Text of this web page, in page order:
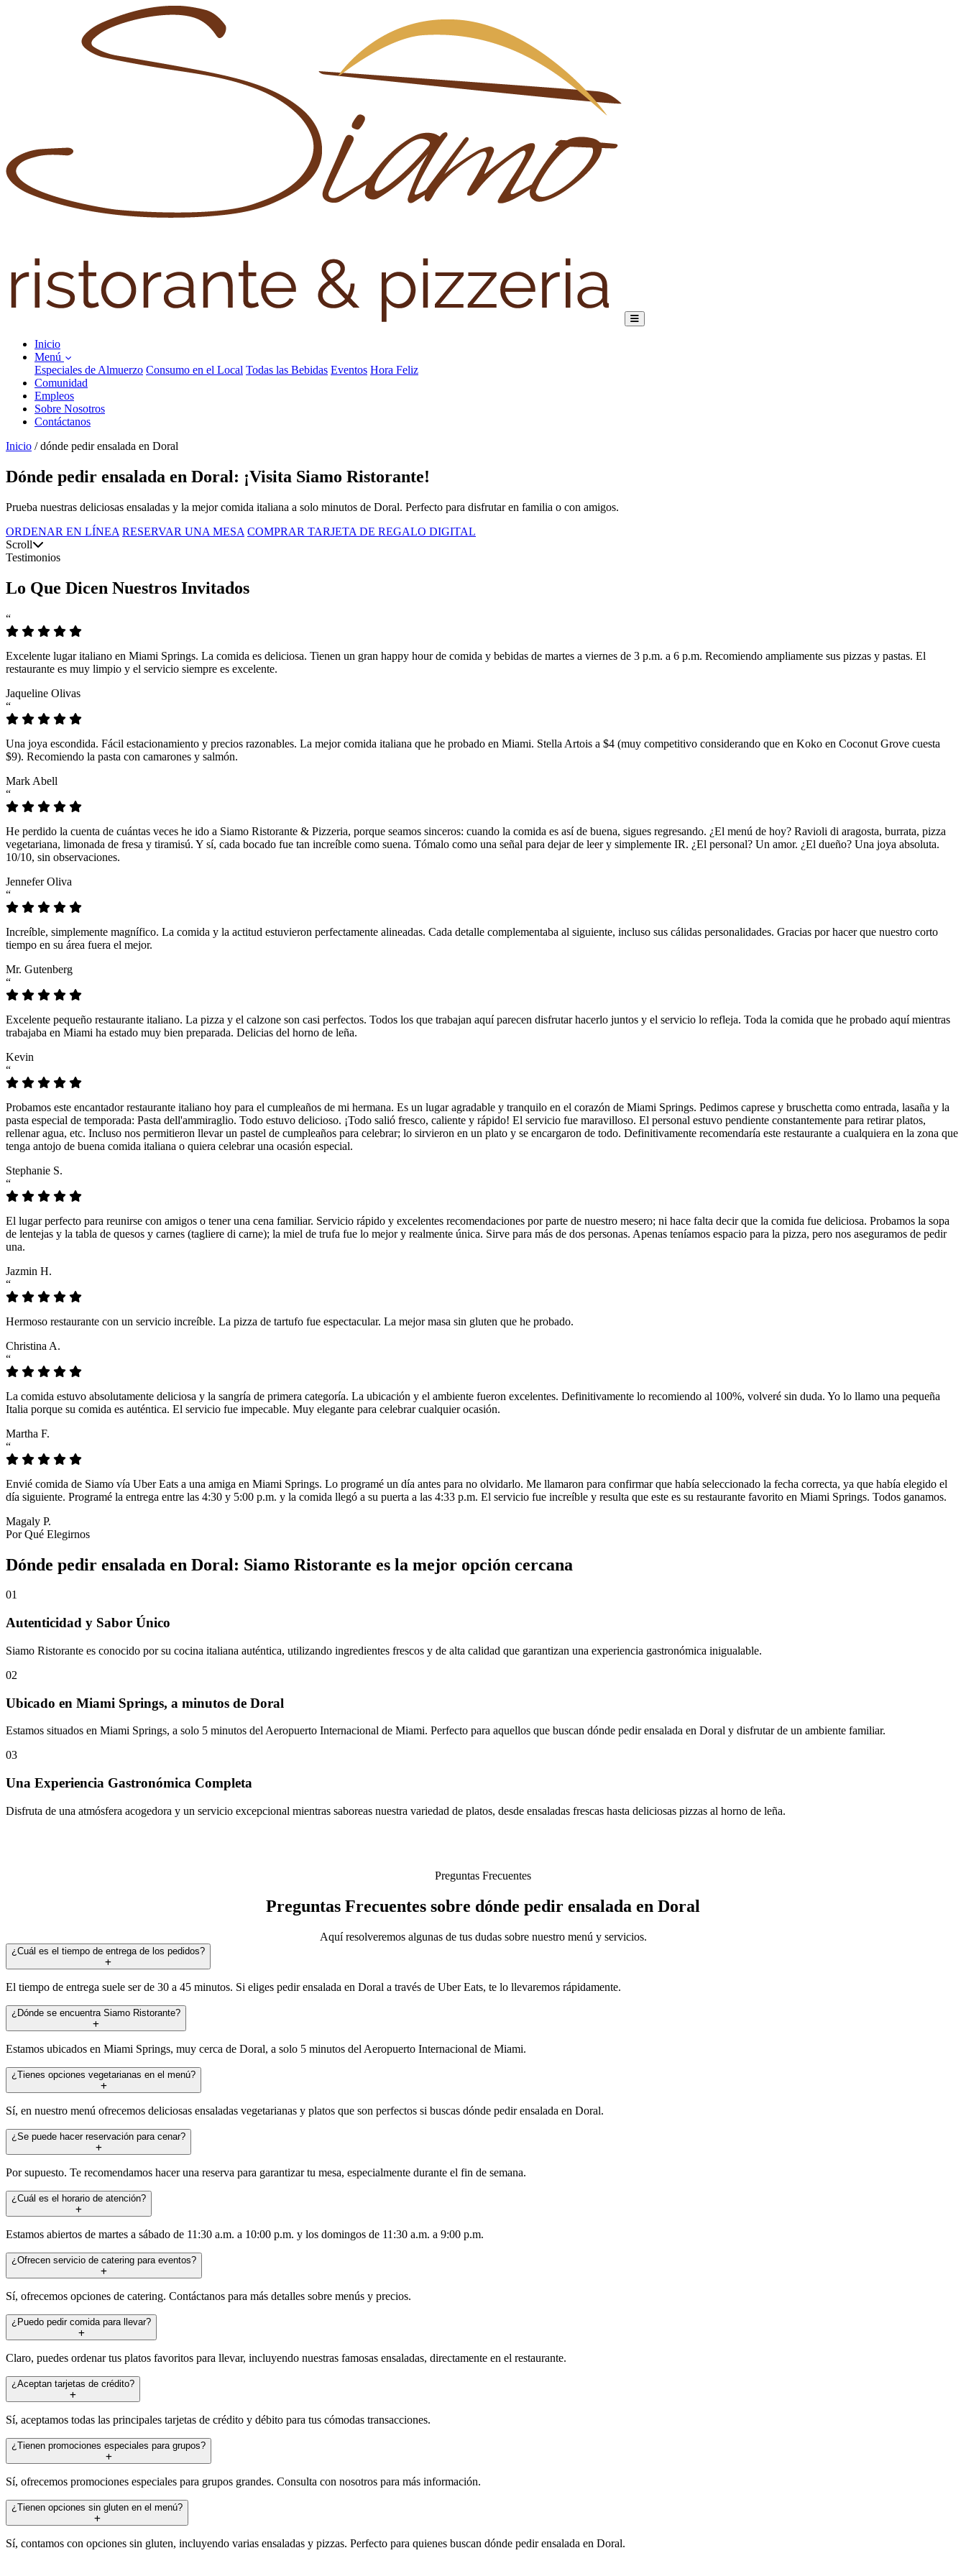
Inicio
Menú
Especiales de Almuerzo Consumo en el Local Todas las Bebidas Eventos Hora Feliz
Comunidad
Empleos
Sobre Nosotros
Contáctanos
Inicio / dónde pedir ensalada en Doral
Dónde pedir ensalada en Doral: ¡Visita Siamo Ristorante!
Prueba nuestras deliciosas ensaladas y la mejor comida italiana a solo minutos de Doral. Perfecto para disfrutar en familia o con amigos.
ORDENAR EN LÍNEA RESERVAR UNA MESA COMPRAR TARJETA DE REGALO DIGITAL
Scroll
Testimonios
Lo Que Dicen Nuestros Invitados
“
Excelente lugar italiano en Miami Springs. La comida es deliciosa. Tienen un gran happy hour de comida y bebidas de martes a viernes de 3 p.m. a 6 p.m. Recomiendo ampliamente sus pizzas y pastas. El
restaurante es muy limpio y el servicio siempre es excelente.
Jaqueline Olivas
“
Una joya escondida. Fácil estacionamiento y precios razonables. La mejor comida italiana que he probado en Miami. Stella Artois a $4 (muy competitivo considerando que en Koko en Coconut Grove cuesta
$9). Recomiendo la pasta con camarones y salmón.
Mark Abell
“
He perdido la cuenta de cuántas veces he ido a Siamo Ristorante & Pizzeria, porque seamos sinceros: cuando la comida es así de buena, sigues regresando. ¿El menú de hoy? Ravioli di aragosta, burrata, pizza
vegetariana, limonada de fresa y tiramisú. Y sí, cada bocado fue tan increíble como suena. Tómalo como una señal para dejar de leer y simplemente IR. ¿El personal? Un amor. ¿El dueño? Una joya absoluta.
10/10, sin observaciones.
Jennefer Oliva
“
Increíble, simplemente magnífico. La comida y la actitud estuvieron perfectamente alineadas. Cada detalle complementaba al siguiente, incluso sus cálidas personalidades. Gracias por hacer que nuestro corto
tiempo en su área fuera el mejor.
Mr. Gutenberg
“
Excelente pequeño restaurante italiano. La pizza y el calzone son casi perfectos. Todos los que trabajan aquí parecen disfrutar hacerlo juntos y el servicio lo refleja. Toda la comida que he probado aquí mientras
trabajaba en Miami ha estado muy bien preparada. Delicias del horno de leña.
Kevin
“
Probamos este encantador restaurante italiano hoy para el cumpleaños de mi hermana. Es un lugar agradable y tranquilo en el corazón de Miami Springs. Pedimos caprese y bruschetta como entrada, lasaña y la
pasta especial de temporada: Pasta dell'ammiraglio. Todo estuvo delicioso. ¡Todo salió fresco, caliente y rápido! El servicio fue maravilloso. El personal estuvo pendiente constantemente para retirar platos,
rellenar agua, etc. Incluso nos permitieron llevar un pastel de cumpleaños para celebrar; lo sirvieron en un plato y se encargaron de todo. Definitivamente recomendaría este restaurante a cualquiera en la zona que
tenga antojo de buena comida italiana o quiera celebrar una ocasión especial.
Stephanie S.
“
El lugar perfecto para reunirse con amigos o tener una cena familiar. Servicio rápido y excelentes recomendaciones por parte de nuestro mesero; ni hace falta decir que la comida fue deliciosa. Probamos la sopa
de lentejas y la tabla de quesos y carnes (tagliere di carne); la miel de trufa fue lo mejor y realmente única. Sirve para más de dos personas. Apenas teníamos espacio para la pizza, pero nos aseguramos de pedir
una.
Jazmin H.
“
Hermoso restaurante con un servicio increíble. La pizza de tartufo fue espectacular. La mejor masa sin gluten que he probado.
Christina A.
“
La comida estuvo absolutamente deliciosa y la sangría de primera categoría. La ubicación y el ambiente fueron excelentes. Definitivamente lo recomiendo al 100%, volveré sin duda. Yo lo llamo una pequeña
Italia porque su comida es auténtica. El servicio fue impecable. Muy elegante para celebrar cualquier ocasión.
Martha F.
“
Envié comida de Siamo vía Uber Eats a una amiga en Miami Springs. Lo programé un día antes para no olvidarlo. Me llamaron para confirmar que había seleccionado la fecha correcta, ya que había elegido el
día siguiente. Programé la entrega entre las 4:30 y 5:00 p.m. y la comida llegó a su puerta a las 4:33 p.m. El servicio fue increíble y resulta que este es su restaurante favorito en Miami Springs. Todos ganamos.
Magaly P.
Por Qué Elegirnos
Dónde pedir ensalada en Doral: Siamo Ristorante es la mejor opción cercana
01
Autenticidad y Sabor Único
Siamo Ristorante es conocido por su cocina italiana auténtica, utilizando ingredientes frescos y de alta calidad que garantizan una experiencia gastronómica inigualable.
02
Ubicado en Miami Springs, a minutos de Doral
Estamos situados en Miami Springs, a solo 5 minutos del Aeropuerto Internacional de Miami. Perfecto para aquellos que buscan dónde pedir ensalada en Doral y disfrutar de un ambiente familiar.
03
Una Experiencia Gastronómica Completa
Disfruta de una atmósfera acogedora y un servicio excepcional mientras saboreas nuestra variedad de platos, desde ensaladas frescas hasta deliciosas pizzas al horno de leña.
Preguntas Frecuentes
Preguntas Frecuentes sobre dónde pedir ensalada en Doral
Aquí resolveremos algunas de tus dudas sobre nuestro menú y servicios.
¿Cuál es el tiempo de entrega de los pedidos?
El tiempo de entrega suele ser de 30 a 45 minutos. Si eliges pedir ensalada en Doral a través de Uber Eats, te lo llevaremos rápidamente.
¿Dónde se encuentra Siamo Ristorante?
Estamos ubicados en Miami Springs, muy cerca de Doral, a solo 5 minutos del Aeropuerto Internacional de Miami.
¿Tienes opciones vegetarianas en el menú?
Sí, en nuestro menú ofrecemos deliciosas ensaladas vegetarianas y platos que son perfectos si buscas dónde pedir ensalada en Doral.
¿Se puede hacer reservación para cenar?
Por supuesto. Te recomendamos hacer una reserva para garantizar tu mesa, especialmente durante el fin de semana.
¿Cuál es el horario de atención?
Estamos abiertos de martes a sábado de 11:30 a.m. a 10:00 p.m. y los domingos de 11:30 a.m. a 9:00 p.m.
¿Ofrecen servicio de catering para eventos?
Sí, ofrecemos opciones de catering. Contáctanos para más detalles sobre menús y precios.
¿Puedo pedir comida para llevar?
Claro, puedes ordenar tus platos favoritos para llevar, incluyendo nuestras famosas ensaladas, directamente en el restaurante.
¿Aceptan tarjetas de crédito?
Sí, aceptamos todas las principales tarjetas de crédito y débito para tus cómodas transacciones.
¿Tienen promociones especiales para grupos?
Sí, ofrecemos promociones especiales para grupos grandes. Consulta con nosotros para más información.
¿Tienen opciones sin gluten en el menú?
Sí, contamos con opciones sin gluten, incluyendo varias ensaladas y pizzas. Perfecto para quienes buscan dónde pedir ensalada en Doral.